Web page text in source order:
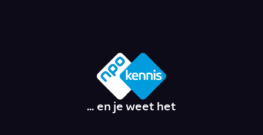
... en je weet het